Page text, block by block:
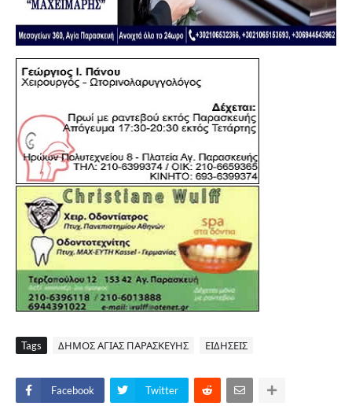
Tags ΔΗΜΟΣ ΑΓΙΑΣ ΠΑΡΑΣΚΕΥΗΣ ΕΙΔΗΣΕΙΣ
Facebook Twitter